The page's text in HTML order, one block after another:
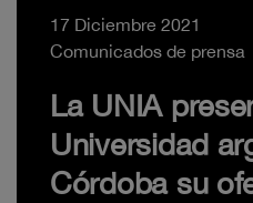
17 Diciembre 2021
Comunicados de prensa
La UNIA
Universidad
Córdoba su